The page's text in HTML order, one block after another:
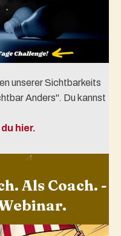
unserer Sichtbarkeits
Anders". Du kannst
hier.
Als Coach. -